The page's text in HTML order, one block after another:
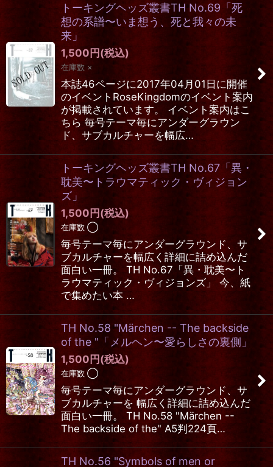
トーキングヘッズ叢書TH No.69「死
想の系譜〜いま想う、死と我々の未
来」
1,500円(税込)
在庫数 ×
本誌46ページに2017年04月01日に開催
のイベントRoseKingdomのイベント案内
が掲載されています。 イベント案内はこ
ちら 毎号テーマ毎にアンダーグラウン
ド、サブカルチャーを幅広…
トーキングヘッズ叢書TH No.67「異・
耽美〜トラウマティック・ヴィジョン
ズ」
1,500円(税込)
在庫数 ◯
毎号テーマ毎にアンダーグラウンド、サ
ブカルチャーを幅広く詳細に詰め込んだ
面白い一冊。 TH No.67「異・耽美〜ト
ラウマティック・ヴィジョンズ」 今、紙
で集めたい本 …
TH No.58 "Märchen -- The backside
of the "「メルヘン〜愛らしさの裏側」
1,500円(税込)
在庫数 ◯
毎号テーマ毎にアンダーグラウンド、サ
ブカルチャーを 幅広く詳細に詰め込んだ
面白い一冊。 TH No.58 "Märchen --
The backside of the" A5判224頁…
TH No.56 "Symbols of men or